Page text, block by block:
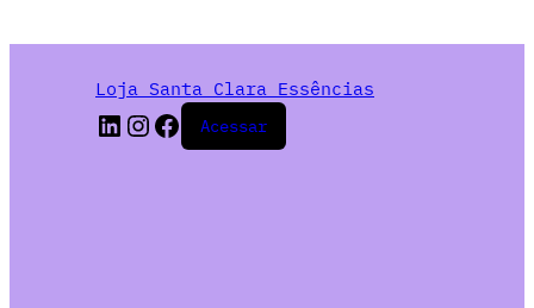
Loja Santa Clara Essências
Acessar